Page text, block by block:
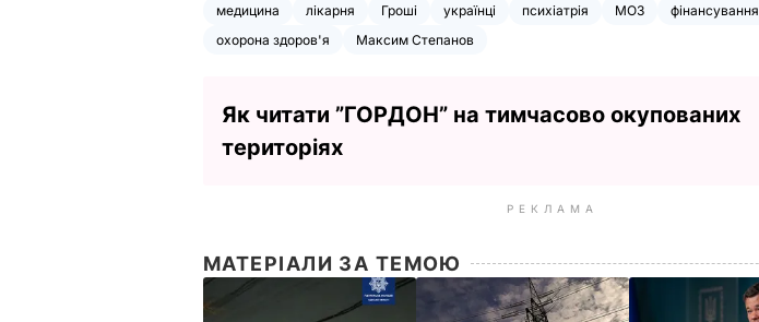
медицина лікарня Гроші українці психіатрія МОЗ
фінансування
охорона здоров'я
Максим Степанов
Як читати ”ГОРДОН” на тимчасово окупованих
територіях
РЕКЛАМА
МАТЕРІАЛИ ЗА ТЕМОЮ